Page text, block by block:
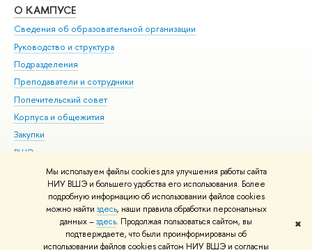
Мы используем файлы cookies для улучшения работы сайта
НИУ ВШЭ и большего удобства его использования. Более
подробную информацию об использовании файлов cookies
можно найти здесь, наши правила обработки персональных
данных –здесь. Продолжая пользоваться сайтом, вы
подтверждаете, что были проинформированы об
использовании файлов cookies сайтом НИУ ВШЭ и согласны
✖
О КАМПУСЕ
Сведения об образовательной организации
Руководство и структура
Подразделения
Преподаватели и сотрудники
Попечительский совет
Корпуса и общежития
Закупки
ВШЭ для студентов с ограниченными возможностями
здоровья и инвалидностью
Версия для слабовидящих
Единая платежная страница
© НИУ ВШЭ 1993–2026 Адреса и контакты Условия использования